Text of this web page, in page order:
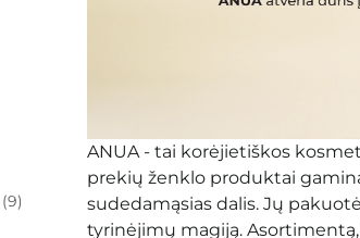
9
ANUA- tai korėjietiškos
prekių ženklo produktai
sudedamąsias dalis. Jų
tyrinėjimų magiją.